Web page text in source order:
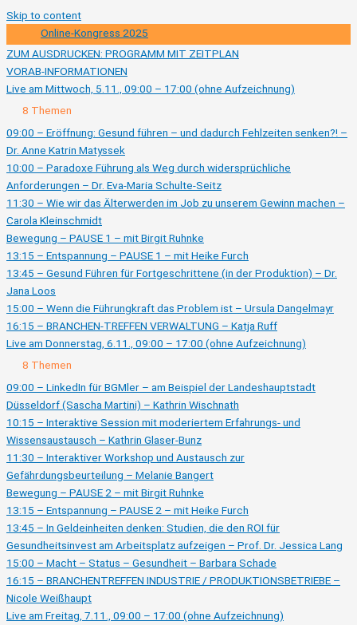
Skip to content
Online-Kongress 2025
ZUM AUSDRUCKEN: PROGRAMM MIT ZEITPLAN
VORAB-INFORMATIONEN
Live am Mittwoch, 5.11., 09:00 – 17:00 (ohne Aufzeichnung)
Ausklappen
Live
Mittwoch,
5.11.,
09:00
17:00
(ohne
Aufzeichnung)
8 Themen
09:00 – Eröffnung: Gesund führen – und dadurch Fehlzeiten senken?! –
Dr. Anne Katrin Matyssek
10:00 – Paradoxe Führung als Weg durch widersprüchliche
Anforderungen – Dr. Eva-Maria Schulte-Seitz
11:30 – Wie wir das Älterwerden im Job zu unserem Gewinn machen –
Carola Kleinschmidt
Bewegung – PAUSE 1 – mit Birgit Ruhnke
13:15 – Entspannung – PAUSE 1 – mit Heike Furch
13:45 – Gesund Führen für Fortgeschrittene (in der Produktion) – Dr.
Jana Loos
15:00 – Wenn die Führungkraft das Problem ist – Ursula Dangelmayr
16:15 – BRANCHEN-TREFFEN VERWALTUNG – Katja Ruff
Live am Donnerstag, 6.11., 09:00 – 17:00 (ohne Aufzeichnung)
Ausklappen
Live
Donnerstag,
6.11.,
09:00
17:00
(ohne
Aufzeichnung)
8 Themen
09:00 – LinkedIn für BGMler – am Beispiel der Landeshauptstadt
Düsseldorf (Sascha Martini) – Kathrin Wischnath
10:15 – Interaktive Session mit moderiertem Erfahrungs- und
Wissensaustausch – Kathrin Glaser-Bunz
11:30 – Interaktiver Workshop und Austausch zur
Gefährdungsbeurteilung – Melanie Bangert
Bewegung – PAUSE 2 – mit Birgit Ruhnke
13:15 – Entspannung – PAUSE 2 – mit Heike Furch
13:45 – In Geldeinheiten denken: Studien, die den ROI für
Gesundheitsinvest am Arbeitsplatz aufzeigen – Prof. Dr. Jessica Lang
15:00 – Macht – Status – Gesundheit – Barbara Schade
16:15 – BRANCHENTREFFEN INDUSTRIE / PRODUKTIONSBETRIEBE –
Nicole Weißhaupt
Live am Freitag, 7.11., 09:00 – 17:00 (ohne Aufzeichnung)